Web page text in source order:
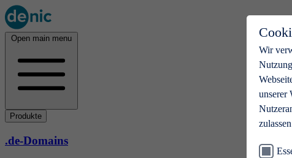
Wir
unserer
Open main menu
Produkte
.de-Domains